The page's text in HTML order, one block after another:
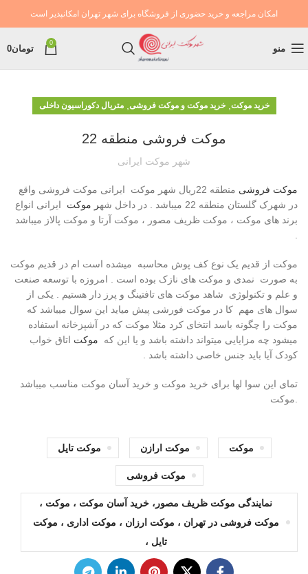
امکان مراجعه و خرید حضوری از فروشگاه برای شهر تهران امکانپذیر است
منو
0
تومان0
خرید موکت ,خرید موکت و موکت فروشی ,متریال دکوراسیون داخلی
موکت فروشی منطقه 22
شهر موکت ایرانی
موکت فروشی
منطقه 22ريال شهر موکت ایرانی موکت فروشی واقع
در شهرک گلستان منطقه 22 میباشد . در داخل شه
ر موکت ایرانی انواع
برند های موکت ، موکت ظریف مصور ، موکت آرتا و موکت پالاز میباشد
موکت از قدیم یک نوع کف پوش محاسبه میشده است ام در قدیم موکت
به صورت نمدی و موکت های نازک بوده است . امروزه با توسعه صنعت
و علم و تکنولوژی شاهد موکت های تافتینگ و پرز دار هستیم . یکی از
سوال های مهم کا در موکت فورشی پیش میاید این سوال میباشد که
موکت را چگونه باسد انتخای کرد مثلا موکت که در آشپزخانه استفاده
میشود چه مزایایی میتواند داشته باشد و یا این که موکت اتاق خواب
کودک آیا باید جنس خاصی داشته باشد .
تمای این سوا لها برای خرید موکت و خرید آسان موکت مناسب میباشد
.موکت
موکت موکت ارازن موکت تایل
موکت فروشی
نمایندگی موکت ظریف مصور، خرید آسان موکت ، موکت ،
موکت فروشی در تهران ، موکت ارزان ، موکت اداری ، موکت
تایل ،